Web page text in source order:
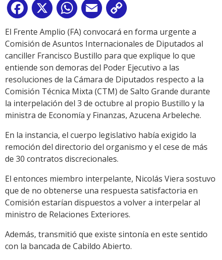
Facebook
X WhatsApp
Email
Link
El Frente Amplio (FA) convocará en forma urgente a
Comisión de Asuntos Internacionales de Diputados al
canciller Francisco Bustillo para que explique lo que
entiende son demoras del Poder Ejecutivo a las
resoluciones de la Cámara de Diputados respecto a la
Comisión Técnica Mixta (CTM) de Salto Grande durante
la interpelación del 3 de octubre al propio Bustillo y la
ministra de Economía y Finanzas, Azucena Arbeleche.
En la instancia, el cuerpo legislativo había exigido la
remoción del directorio del organismo y el cese de más
de 30 contratos discrecionales.
El entonces miembro interpelante, Nicolás Viera sostuvo
que de no obtenerse una respuesta satisfactoria en
Comisión estarían dispuestos a volver a interpelar al
ministro de Relaciones Exteriores.
Además, transmitió que existe sintonía en este sentido
con la bancada de Cabildo Abierto.